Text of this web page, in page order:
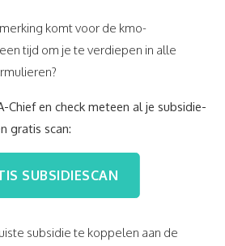
komt voor de kmo-
tijd om je te verdiepen in alle
en check meteen al je subsidie-
gratis scan:
SUBSIDIESCAN
subsidie te koppelen aan de